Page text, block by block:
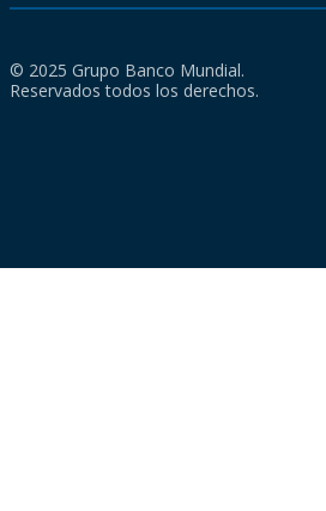
© 2025 Grupo Banco Mundial.
Reservados todos los derechos.